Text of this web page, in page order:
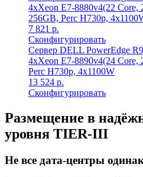
4xXeon E7-8880v4(22 Core,
256GB, Perc H730p,
7 821 р.
Сконфигурировать
Сервер DELL PowerEdge
4xXeon E7-8890v4(24 Core,
Perc H730p, 4x1100W
13 524 р.
Сконфигурировать
Размещение в
уровня TIER-III
Не все дата-центры